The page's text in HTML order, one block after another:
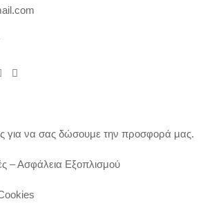
για να σας δώσουμε την προσφορά μας.
– Ασφάλεια Εξοπλισμού